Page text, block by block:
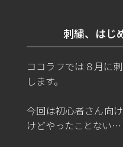
刺繍、はじ
ココラフでは８月に
します。
今回は初心者さん向
けどやったことない